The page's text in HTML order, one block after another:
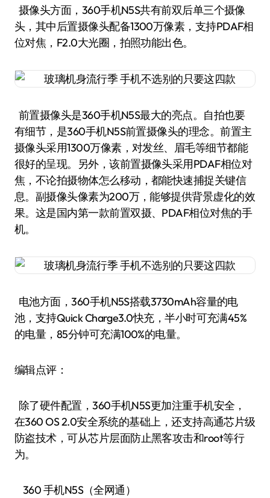
摄像头方面，360手机N5S共有前双后单三个摄像
头，其中后置摄像头配备1300万像素，支持PDAF相
位对焦，F2.0大光圈，拍照功能出色。
前置摄像头是360手机N5S最大的亮点。自拍也要
有细节，是360手机N5S前置摄像头的理念。前置主
摄像头采用1300万像素，对发丝、眉毛等细节都能
很好的呈现。另外，该前置摄像头采用PDAF相位对
焦，不论拍摄物体怎么移动，都能快速捕捉关键信
息。副摄像头像素为200万，能够提供背景虚化的效
果。这是国内第一款前置双摄、PDAF相位对焦的手
机。
电池方面，360手机N5S搭载3730mAh容量的电
池，支持Quick Charge3.0快充，半小时可充满45%
的电量，85分钟可充满100%的电量。
编辑点评：
除了硬件配置，360手机N5S更加注重手机安全，
在360 OS 2.0安全系统的基础上，还支持高通芯片级
防盗技术，可从芯片层面防止黑客攻击和root等行
为。
360 手机N5S（全网通）